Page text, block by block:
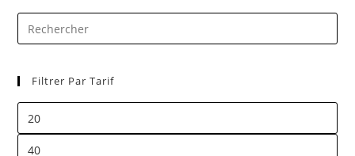
Filtrer Par Tarif